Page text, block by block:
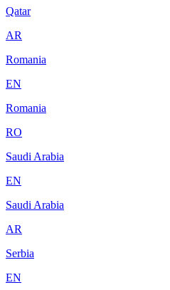
Qatar
AR
Romania
EN
Romania
RO
Saudi Arabia
EN
Saudi Arabia
AR
Serbia
EN